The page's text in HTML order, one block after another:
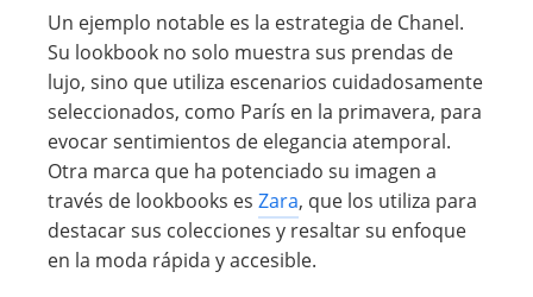
Un ejemplo notable es la estrategia de Chanel.
Su lookbook no solo muestra sus prendas de
lujo, sino que utiliza escenarios cuidadosamente
seleccionados, como París en la primavera, para
evocar sentimientos de elegancia atemporal.
Otra marca que ha potenciado su imagen a
través de lookbooks es Zara, que los utiliza para
destacar sus colecciones y resaltar su enfoque
en la moda rápida y accesible.